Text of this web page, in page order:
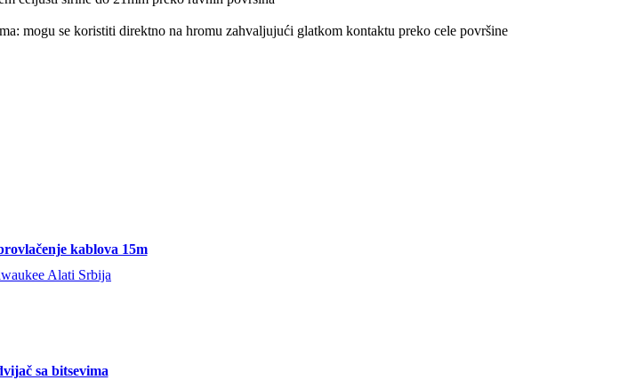
mogu se koristiti direktno na hromu zahvaljujući glatkom kontaktu preko cele površine
kablova 15m
Alati Srbija
sa bitsevima